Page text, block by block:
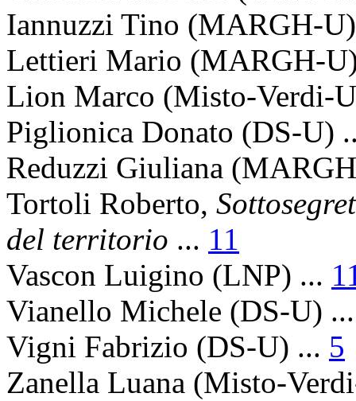
Iannuzzi Tino (MARGH-
Lettieri Mario (MARGH-
Lion Marco (Misto-Verdi-
Piglionica Donato (DS-U)
Reduzzi Giuliana
Tortoli Roberto,
del territorio ... 11
Vascon Luigino (LNP) ...
Vianello Michele (DS-U)
Vigni Fabrizio (DS-U) ... 5
Zanella Luana (Misto-